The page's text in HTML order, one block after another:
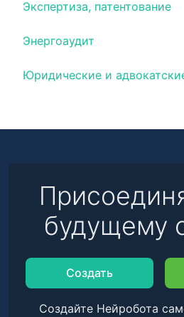
Экспертиза, патентование
Энергоаудит
Юридические и
будущему
Создать
Создайте Нейробота